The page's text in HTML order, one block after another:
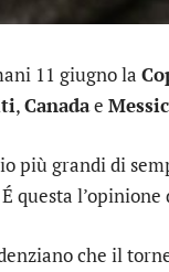
11 giugno la
,Canadae
più grandi di
questa l’opinione
che il